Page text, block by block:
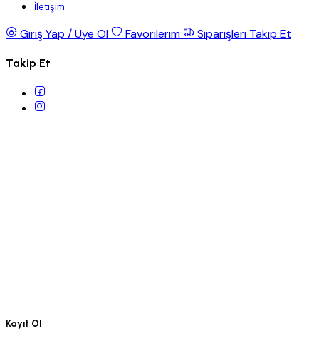
İletişim
Giriş Yap / Üye Ol Favorilerim Siparişleri Takip Et
Takip Et
Kayıt Ol